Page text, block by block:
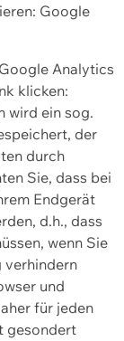
Google
Analytics
klicken:
wird ein sog.
der
durch
Sie, dass bei
Endgerät
d.h., dass
wenn Sie
verhindern
und
für jeden
gesondert